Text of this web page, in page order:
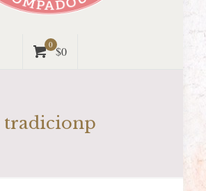
0 $0
tradicionp